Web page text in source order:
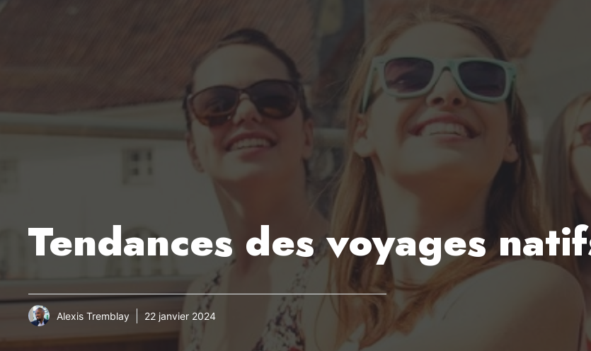
Tendances des voyages
Alexis Tremblay 22 janvier 2024